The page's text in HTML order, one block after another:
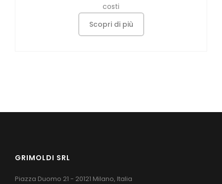
costi
Scopri di più
GRIMOLDI SRL
Piazza Duomo 21 - 20121 Milano, Italia